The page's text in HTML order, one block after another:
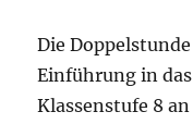
Die
Einführung in
Klassenstufe 8